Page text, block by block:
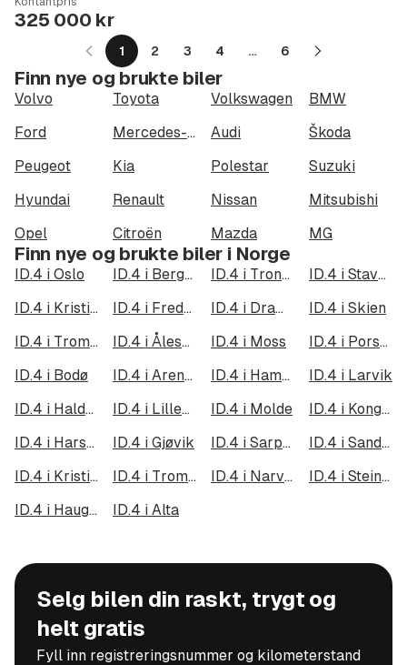
Type:
Year:
Type:
325 000 kr
1 2 3 4 … 6
Neste
Finn nye og brukte biler
Volvo Toyota Volkswagen
BMW
Ford
Mercedes-Benz Audi
Škoda
Peugeot
Kia Polestar
Suzuki
Hyundai
Renault Nissan
Mitsubishi
Opel
Citroën Mazda MG
Finn nye og brukte biler i Norge
ID.4 i Oslo ID.4 i Bergen ID.4 i Trondheim
ID.4 i Stavanger
ID.4 i Kristiansand
ID.4 i Fredrikstad ID.4 i Drammen
ID.4 i Skien
ID.4 i Tromsø
ID.4 i Ålesund ID.4 i Moss
ID.4 i Porsgrunn
ID.4 i Bodø
ID.4 i Arendal ID.4 i Hamar
ID.4 i Larvik
ID.4 i Halden
ID.4 i Lillehammer ID.4 i Molde
ID.4 i Kongsberg
ID.4 i Harstad
ID.4 i Gjøvik ID.4 i Sarpsborg
ID.4 i Sandefjord
ID.4 i Kristiansund
ID.4 i Tromsdalen ID.4 i Narvik
ID.4 i Steinkjer
ID.4 i Haugesund
ID.4 i Alta
Selg bilen din raskt, trygt og
helt gratis
Fyll inn registreringsnummer og kilometerstand